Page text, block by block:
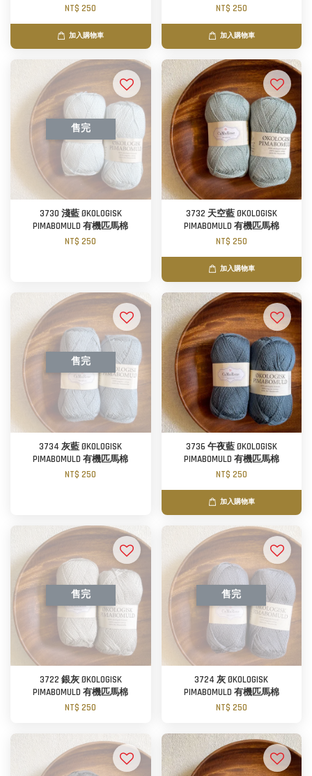
NT$ 250
加入購物車
NT$ 250
加入購物車
售完
3730 淺藍 ØKOLOGISK
PIMABOMULD 有機匹馬棉
NT$ 250
3732 天空藍 ØKOLOGISK
PIMABOMULD 有機匹馬棉
NT$ 250
加入購物車
售完
3734 灰藍 ØKOLOGISK
PIMABOMULD 有機匹馬棉
NT$ 250
3736 午夜藍 ØKOLOGISK
PIMABOMULD 有機匹馬棉
NT$ 250
加入購物車
售完
3722 銀灰 ØKOLOGISK
PIMABOMULD 有機匹馬棉
NT$ 250
售完
3724 灰 ØKOLOGISK
PIMABOMULD 有機匹馬棉
NT$ 250